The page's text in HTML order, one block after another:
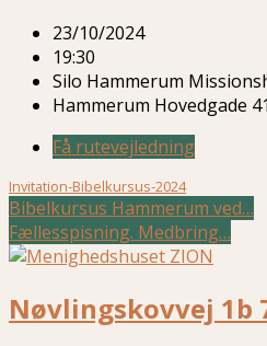
23/10/2024
19:30
Silo Hammerum
Hammerum Hovedgade
Få rutevejledning
Invitation-Bibelkursus-2024
Bibelkursus Hammerum ved…
Fællesspisning. Medbring…
Nøvlingskovvej 1b